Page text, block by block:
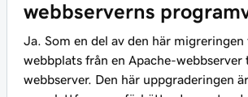
webbserverns
Ja. Som en del av den här migreringen
webbplats från en Apache-webbserver
webbserver. Den här uppgraderingen